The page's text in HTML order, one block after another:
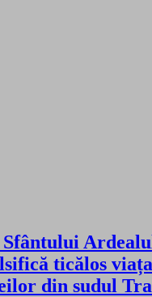
ticălos
din sudul